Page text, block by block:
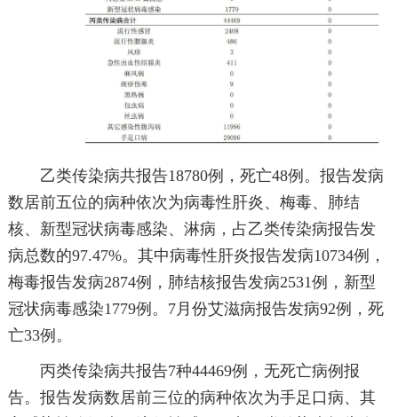
乙类传染病共报告18780例，死亡48例。报告发病
数居前五位的病种依次为病毒性肝炎、梅毒、肺结
核、新型冠状病毒感染、淋病，占乙类传染病报告发
病总数的97.47%。其中病毒性肝炎报告发病10734例，
梅毒报告发病2874例，肺结核报告发病2531例，新型
冠状病毒感染1779例。7月份艾滋病报告发病92例，死
亡33例。
丙类传染病共报告7种44469例，无死亡病例报
告。报告发病数居前三位的病种依次为手足口病、其